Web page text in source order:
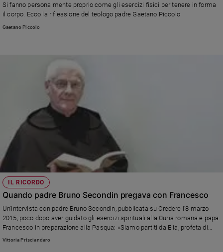
Privacy
Contatti
Pubblicità
Redazione
Social
Si fanno personalmente proprio come gli esercizi fisici per tenere in forma
il corpo. Ecco la riflessione del teologo padre Gaetano Piccolo
Gaetano Piccolo
IL RICORDO
Quando padre Bruno Secondin pregava con Francesco
Un'intervista con padre Bruno Secondin, pubblicata su Credere l'8 marzo
2015, poco dopo aver guidato gli esercizi spirituali alla Curia romana e papa
Francesco in preparazione alla Pasqua: «Siamo partiti da Elia, profeta di
frontiera e delle periferie esistenziali, caro a Francesco»
Vittoria Prisciandaro